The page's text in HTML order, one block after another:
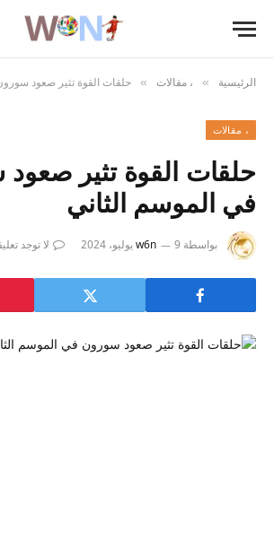
الرئيسية » ، مقالات » حلقات القوة تثير صعود
، مقالات
حلقات القوة تثير
في الموسم الثاني
بواسطة w6n 9 يوليو، 2024 لا توجد